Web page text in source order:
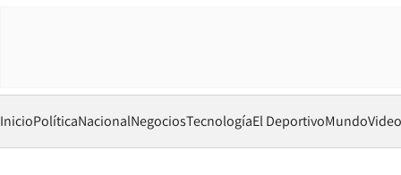
InicioPolíticaNacionalNegociosTecnologíaEl DeportivoMundo